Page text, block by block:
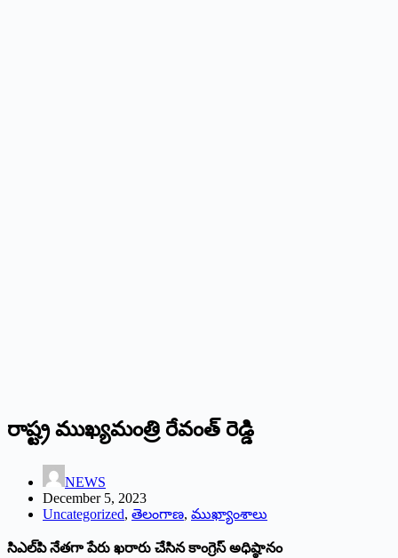
రాష్ట్ర ముఖ్యమంత్రి రేవంత్‌ రెడ్డి
NEWS
December 5, 2023
Uncategorized, తెలంగాణ, ముఖ్యాంశాలు
సిఎల్‌పి నేతగా పేరు ఖరారు చేసిన కాంగ్రెస్‌ అధిష్ఠానం